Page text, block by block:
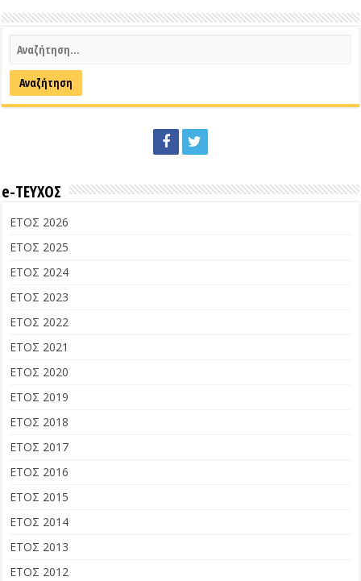
e-ΤΕΥΧΟΣ
ΕΤΟΣ 2026
ΕΤΟΣ 2025
ΕΤΟΣ 2024
ΕΤΟΣ 2023
ΕΤΟΣ 2022
ΕΤΟΣ 2021
ΕΤΟΣ 2020
ΕΤΟΣ 2019
ΕΤΟΣ 2018
ΕΤΟΣ 2017
ΕΤΟΣ 2016
ΕΤΟΣ 2015
ΕΤΟΣ 2014
ΕΤΟΣ 2013
ΕΤΟΣ 2012